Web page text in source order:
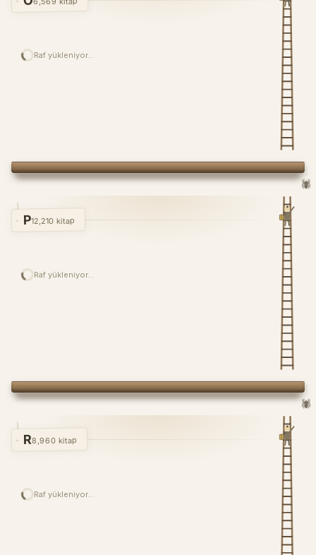
🕷️
Raf yükleniyor…
🕷️
P12,210 kitap
Raf yükleniyor…
R8,960 kitap
Raf yükleniyor…